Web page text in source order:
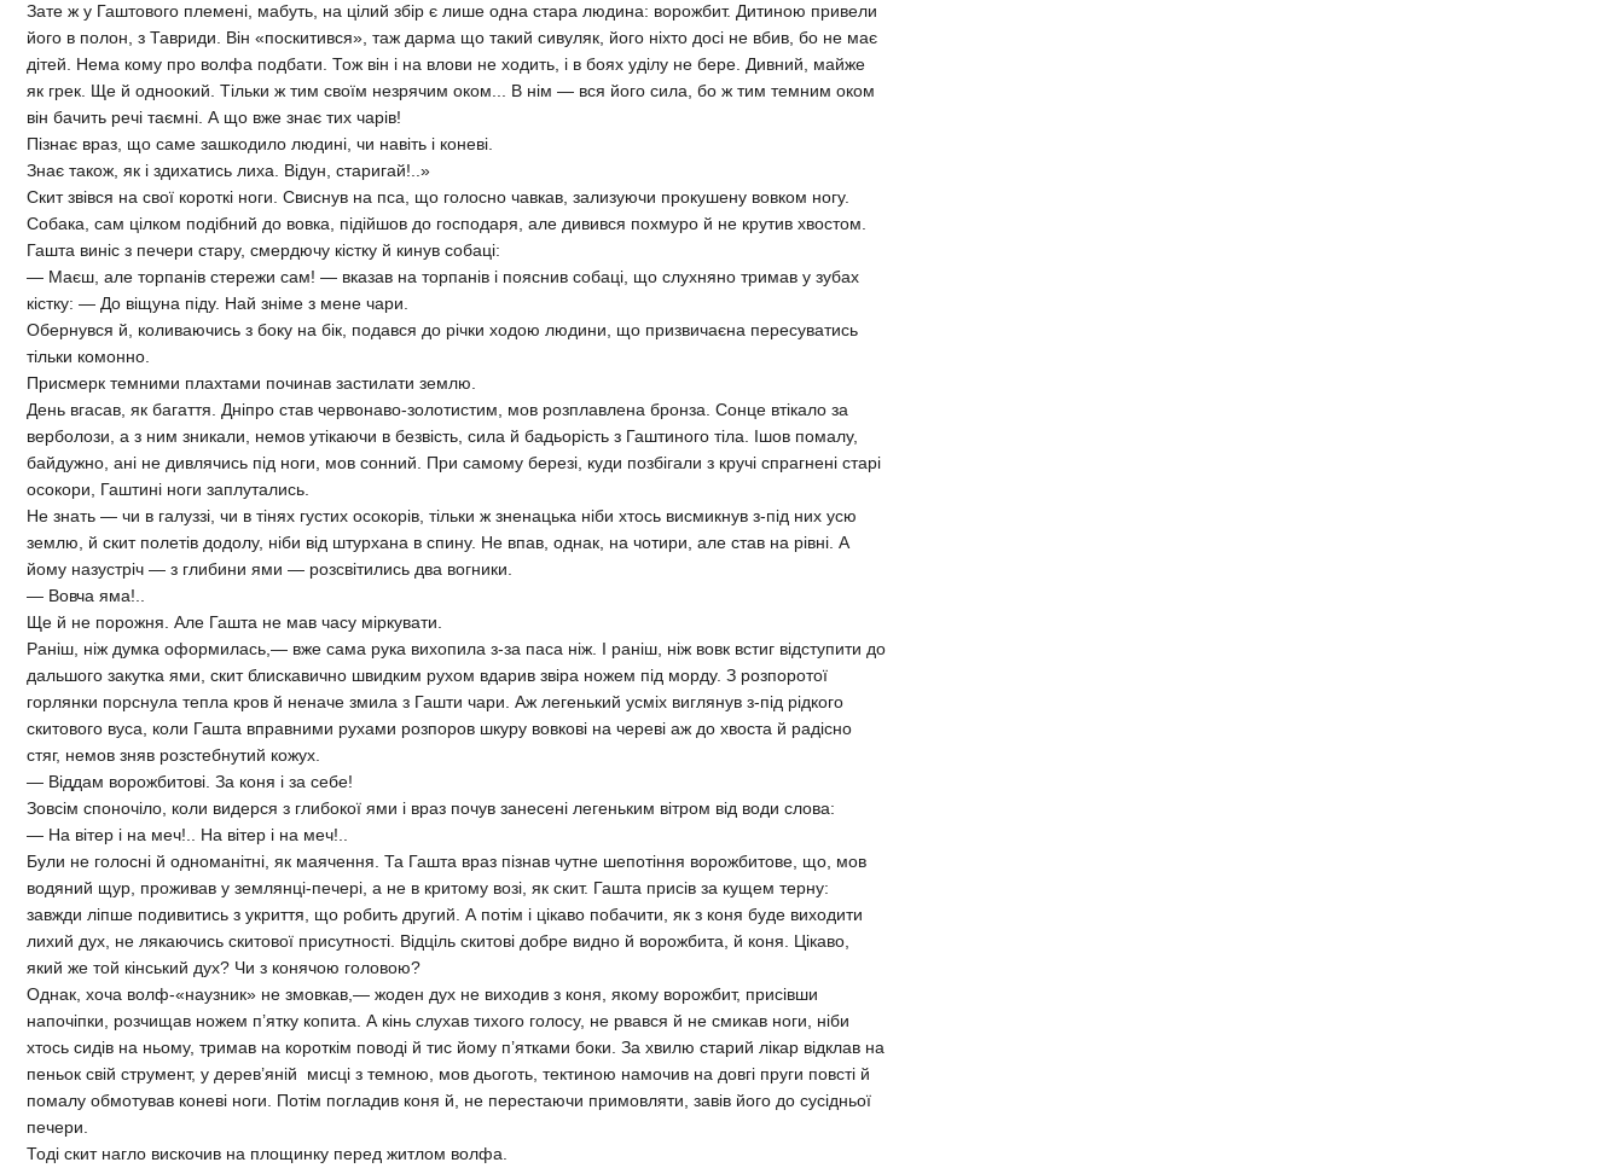
Зате ж у Гаштового племені, мабуть, на цілий збір є лише одна стара людина: ворожбит. Дитиною привели
його в полон, з Тавриди. Він «поскитився», таж дарма що такий сивуляк, його ніхто досі не вбив, бо не має
дітей. Нема кому про волфа подбати. Тож він і на влови не ходить, і в боях уділу не бере. Дивний, майже
як грек. Ще й одноокий. Тільки ж тим своїм незрячим оком... В нім — вся його сила, бо ж тим темним оком
він бачить речі таємні. А що вже знає тих чарів!
Пізнає враз, що саме зашкодило людині, чи навіть і коневі.
Знає також, як і здихатись лиха. Відун, старигай!..»
Скит звівся на свої короткі ноги. Свиснув на пса, що голосно чавкав, зализуючи прокушену вовком ногу.
Собака, сам цілком подібний до вовка, підійшов до господаря, але дивився похмуро й не крутив хвостом.
Гашта виніс з печери стару, смердючу кістку й кинув собаці:
— Маєш, але торпанів стережи сам! — вказав на торпанів і пояснив собаці, що слухняно тримав у зубах
кістку: — До віщуна піду. Най зніме з мене чари.
Обернувся й, коливаючись з боку на бік, подався до річки ходою людини, що призвичаєна пересуватись
тільки комонно.
Присмерк темними плахтами починав застилати землю.
День вгасав, як багаття. Дніпро став червонаво-золотистим, мов розплавлена бронза. Сонце втікало за
верболози, а з ним зникали, немов утікаючи в безвість, сила й бадьорість з Гаштиного тіла. Ішов помалу,
байдужно, ані не дивлячись під ноги, мов сонний. При самому березі, куди позбігали з кручі спрагнені старі
осокори, Гаштині ноги заплутались.
Не знать — чи в галуззі, чи в тінях густих осокорів, тільки ж зненацька ніби хтось висмикнув з-під них усю
землю, й скит полетів додолу, ніби від штурхана в спину. Не впав, однак, на чотири, але став на рівні. А
йому назустріч — з глибини ями — розсвітились два вогники.
— Вовча яма!..
Ще й не порожня. Але Гашта не мав часу міркувати.
Раніш, ніж думка оформилась,— вже сама рука вихопила з-за паса ніж. І раніш, ніж вовк встиг відступити до
дальшого закутка ями, скит блискавично швидким рухом вдарив звіра ножем під морду. З розпоротої
горлянки порснула тепла кров й неначе змила з Гашти чари. Аж легенький усміх виглянув з-під рідкого
скитового вуса, коли Гашта вправними рухами розпоров шкуру вовкові на череві аж до хвоста й радісно
стяг, немов зняв розстебнутий кожух.
— Віддам ворожбитові. За коня і за себе!
Зовсім споночіло, коли видерся з глибокої ями і враз почув занесені легеньким вітром від води слова:
— На вітер і на меч!.. На вітер і на меч!..
Були не голосні й одноманітні, як маячення. Та Гашта враз пізнав чутне шепотіння ворожбитове, що, мов
водяний щур, проживав у землянці-печері, а не в критому возі, як скит. Гашта присів за кущем терну:
завжди ліпше подивитись з укриття, що робить другий. А потім і цікаво побачити, як з коня буде виходити
лихий дух, не лякаючись скитової присутності. Відціль скитові добре видно й ворожбита, й коня. Цікаво,
який же той кінський дух? Чи з конячою головою?
Однак, хоча волф-«наузник» не змовкав,— жоден дух не виходив з коня, якому ворожбит, присівши
напочіпки, розчищав ножем п’ятку копита. А кінь слухав тихого голосу, не рвався й не смикав ноги, ніби
хтось сидів на ньому, тримав на короткім поводі й тис йому п’ятками боки. За хвилю старий лікар відклав на
пеньок свій струмент, у дерев’яній мисці з темною, мов дьоготь, тектиною намочив на довгі пруги повсті й
помалу обмотував коневі ноги. Потім погладив коня й, не перестаючи примовляти, завів його до сусідньої
печери.
Тоді скит нагло вискочив на площинку перед житлом волфа.